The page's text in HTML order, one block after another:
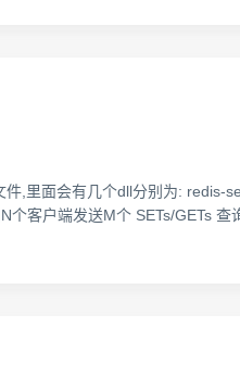
,里面会有几个dll分别为: redis-
客户端发送M个 SETs/GETs 查